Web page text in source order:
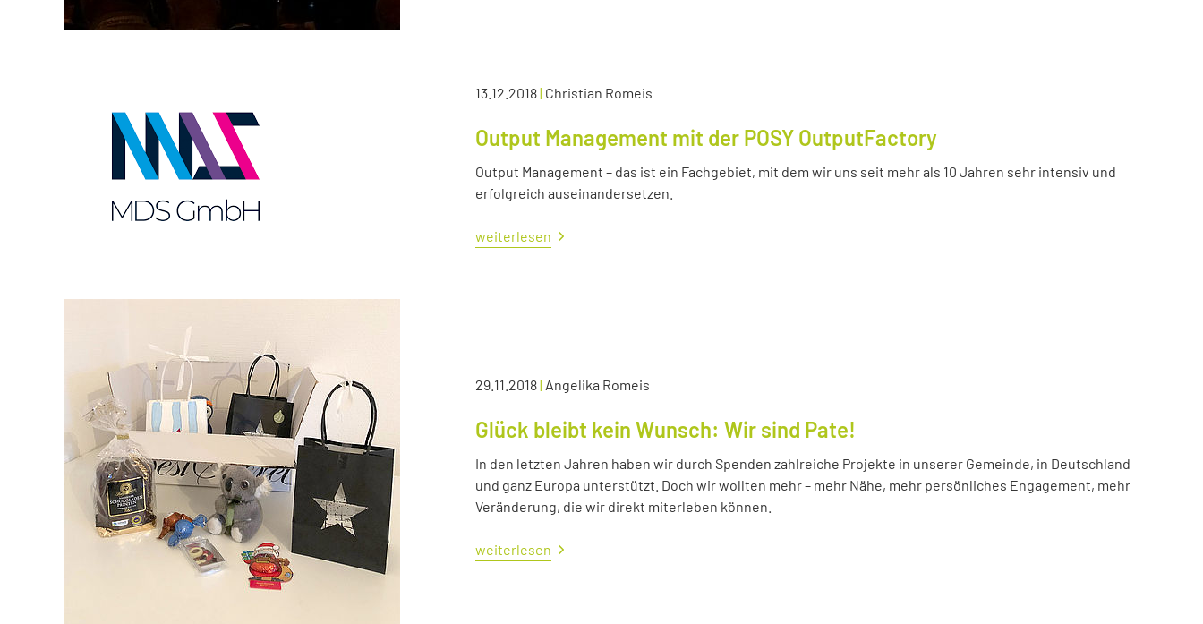
13.12.2018| Christian Romeis
Output Management mit der POSY OutputFactory
Output Management – das ist ein Fachgebiet, mit dem wir uns seit mehr als 10 Jahren sehr intensiv und
erfolgreich auseinandersetzen.
weiterlesen
29.11.2018| Angelika Romeis
Glück bleibt kein Wunsch: Wir sind Pate!
In den letzten Jahren haben wir durch Spenden zahlreiche Projekte in unserer Gemeinde, in Deutschland
und ganz Europa unterstützt. Doch wir wollten mehr – mehr Nähe, mehr persönliches Engagement, mehr
Veränderung, die wir direkt miterleben können.
weiterlesen